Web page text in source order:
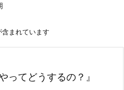
まれています
ってどうするの？』